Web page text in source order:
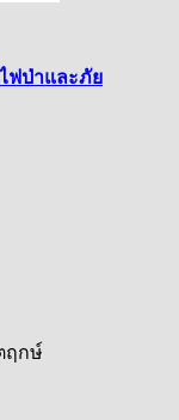
ฟป่าและภัย
ฤกษ์